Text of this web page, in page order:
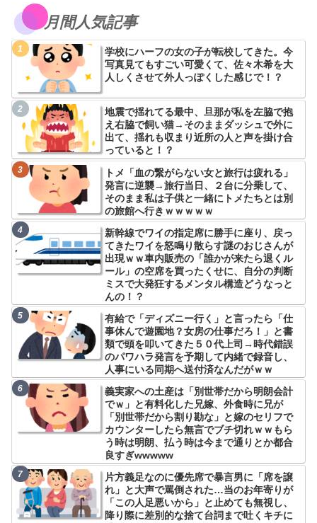
月間人気記事
学校にハーフの女の子が転校してきた。今
写真見てもすごい可愛くて、佐々木希を大
人しくさせて外人っぽくした感じで！？
地震で揺れてる最中、旦那が私を左脇で抱
え右脇で飼い猫→そのままダッシュで外に
出て、揺れも収まり近所の人と声を掛け合
っていると！？
トメ「血の繋がらない女と旅行は疲れる」
発言に逆襲→旅行当日、２台に分乗して、
そのまま私は子供と一緒にトメたちとは別
の旅館へ行きｗｗｗｗｗ
新幹線でワイの指定席に勝手に座り、戻っ
てきたワイを怒鳴り散らす謎のおじさんが
出現ｗｗ車内販売の「誰かが来たら退くル
ール」の空席を買ったくせに、自分の判断
ミスで大発狂するメンタル構造どうなっと
んの！？
有給で「ディズニー行く」と言ったら「仕
事休んで遊園地？女房の仕事だろ！」と書
類で頭を叩いてきた５０代上司→時代錯誤
のパワハラ発言を予期して内緒で録音し、
人事にいる同期へ送付済なんだがｗｗ
義実家への土産は「別世帯だから明朗会計
でｗ」と有料化した兄嫁、外食時に兄が
「別世帯だから割り勘な」と嫁のセリフで
カウンターしたら無言でブチ切れｗｗもら
う時は明朗、払う時は今まで通りとか都合
良すぎwwwww
片方義足なのに優先席で暴言男に「席を譲
れ」と大声で罵倒された…当のお年寄りが
「この人足悪いから」と止めても無視し、
降り際に差別的な捨て台詞まで吐くキチに